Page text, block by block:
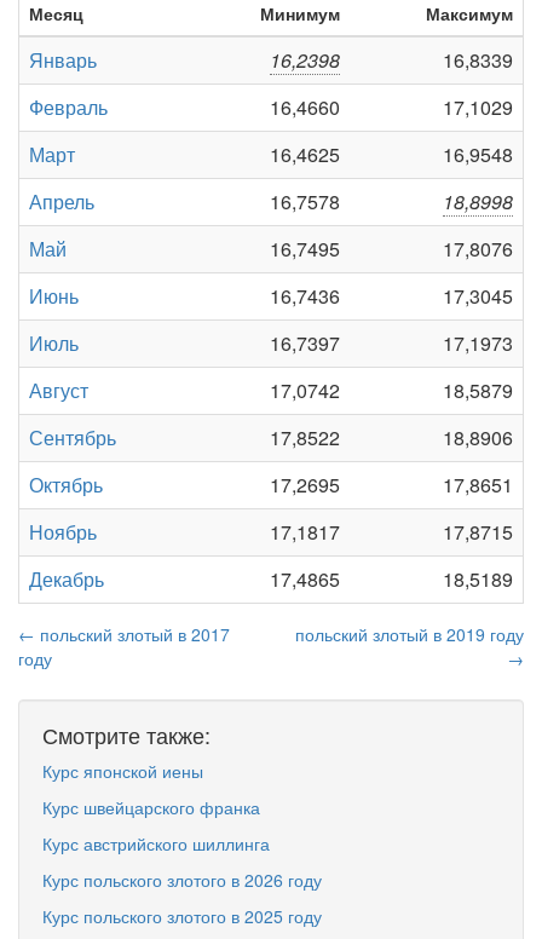
Месяц
Минимум Максимум
Январь 16,2398
16,8339
Февраль
16,4660
17,1029
Март
16,4625
16,9548
Апрель
16,7578
18,8998
Май
16,7495
17,8076
Июнь
16,7436
17,3045
Июль
16,7397
17,1973
Август
17,0742
18,5879
Сентябрь
17,8522
18,8906
Октябрь
17,2695
17,8651
Ноябрь
17,1817
17,8715
Декабрь
17,4865 18,5189
← польский злотый в 2017
году
польский злотый в 2019 году
→
Смотрите также:
Курс японской иены
Курс швейцарского франка
Курс австрийского шиллинга
Курс польского злотого в 2026 году
Курс польского злотого в 2025 году